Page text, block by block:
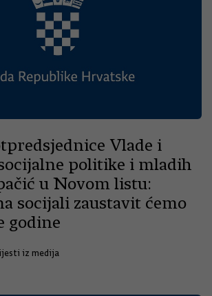
Vlade i
politike i mladih
u Novom listu:
socijali zaustavit ćemo
godine
iz medija